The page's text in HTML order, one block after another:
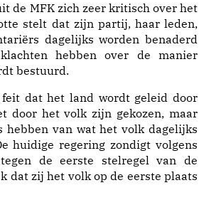
de MFK zich zeer kritisch over het
stelt dat zijn partij, haar leden,
dagelijks worden benaderd
hebben over de manier
bestuurd.
dat het land wordt geleid door
door het volk zijn gekozen, maar
hebben van wat het volk dagelijks
huidige regering zondigt volgens
de eerste stelregel van de
dat zij het volk op de eerste plaats